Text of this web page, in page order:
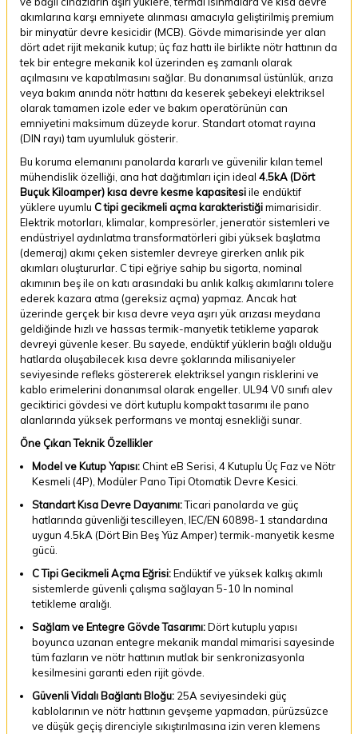
akımlarına karşı emniyete alınması amacıyla geliştirilmiş premium
bir minyatür devre kesicidir (MCB). Gövde mimarisinde yer alan
dört adet rijit mekanik kutup; üç faz hattı ile birlikte nötr hattının da
tek bir entegre mekanik kol üzerinden eş zamanlı olarak
açılmasını ve kapatılmasını sağlar. Bu donanımsal üstünlük, arıza
veya bakım anında nötr hattını da keserek şebekeyi elektriksel
olarak tamamen izole eder ve bakım operatörünün can
emniyetini maksimum düzeyde korur. Standart otomat rayına
(DIN rayı) tam uyumluluk gösterir.
Bu koruma elemanını panolarda kararlı ve güvenilir kılan temel
mühendislik özelliği, ana hat dağıtımları için ideal 4.5kA (Dört
Buçuk Kiloamper) kısa devre kesme kapasitesiile endüktif
yüklere uyumlu C tipi gecikmeli açma karakteristiğimimarisidir.
Elektrik motorları, klimalar, kompresörler, jeneratör sistemleri ve
endüstriyel aydınlatma transformatörleri gibi yüksek başlatma
(demeraj) akımı çeken sistemler devreye girerken anlık pik
akımları oluştururlar. C tipi eğriye sahip bu sigorta, nominal
akımının beş ile on katı arasındaki bu anlık kalkış akımlarını tolere
ederek kazara atma (gereksiz açma) yapmaz. Ancak hat
üzerinde gerçek bir kısa devre veya aşırı yük arızası meydana
geldiğinde hızlı ve hassas termik-manyetik tetikleme yaparak
devreyi güvenle keser. Bu sayede, endüktif yüklerin bağlı olduğu
hatlarda oluşabilecek kısa devre şoklarında milisaniyeler
seviyesinde refleks göstererek elektriksel yangın risklerini ve
kablo erimelerini donanımsal olarak engeller. UL94 V0 sınıfı alev
geciktirici gövdesi ve dört kutuplu kompakt tasarımı ile pano
alanlarında yüksek performans ve montaj esnekliği sunar.
Öne Çıkan Teknik Özellikler
Model ve Kutup Yapısı: Chint eB Serisi, 4 Kutuplu Üç Faz ve Nötr
Kesmeli (4P), Modüler Pano Tipi Otomatik Devre Kesici.
Standart Kısa Devre Dayanımı:Ticari panolarda ve güç
hatlarında güvenliği tescilleyen, IEC/EN 60898-1 standardına
uygun 4.5kA (Dört Bin Beş Yüz Amper) termik-manyetik kesme
gücü.
C Tipi Gecikmeli Açma Eğrisi:Endüktif ve yüksek kalkış akımlı
sistemlerde güvenli çalışma sağlayan 5-10 In nominal
tetikleme aralığı.
Sağlam ve Entegre Gövde Tasarımı:Dört kutuplu yapısı
boyunca uzanan entegre mekanik mandal mimarisi sayesinde
tüm fazların ve nötr hattının mutlak bir senkronizasyonla
kesilmesini garanti eden rijit gövde.
Güvenli Vidalı Bağlantı Bloğu: 25A seviyesindeki güç
kablolarının ve nötr hattının gevşeme yapmadan, pürüzsüzce
ve düşük geçiş direnciyle sıkıştırılmasına izin veren klemens